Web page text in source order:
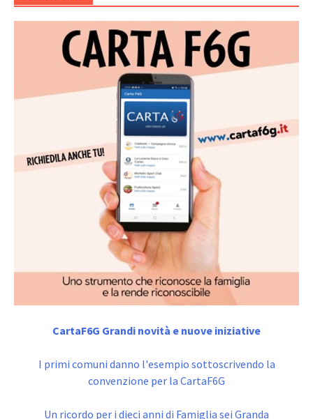
CartaF6G Grandi novità e nuove iniziative
I primi comuni danno l'esempio sottoscrivendo la
convenzione per la CartaF6G
Un ricordo per i dieci anni di Famiglia sei Granda